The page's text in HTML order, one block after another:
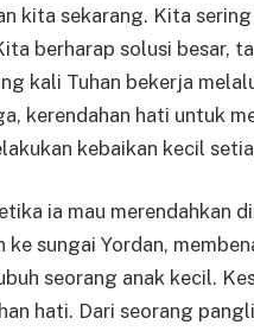
kita sekarang. Kita
berharap solusi besar,
kali Tuhan bekerja
kerendahan hati untuk
kebaikan kecil
ia mau merendahkan
sungai Yordan,
seorang anak kecil.
hati. Dari seorang